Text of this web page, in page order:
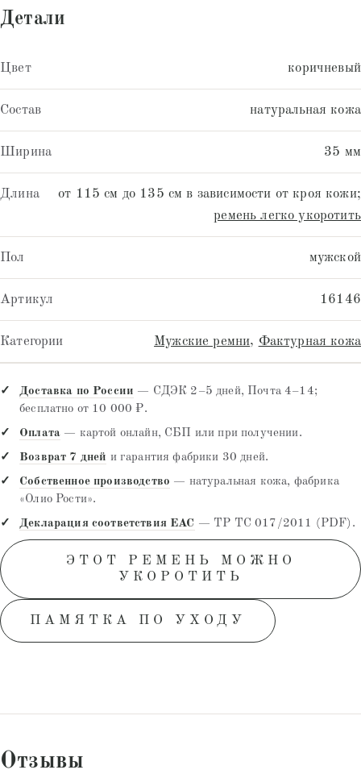
Детали
Цвет коричневый
Состав натуральная кожа
Ширина 35 мм
Длина
от 115 см до 135 см в зависимости от кроя кожи;
ремень легко укоротить
Пол мужской
Артикул 16146
Категории Мужские ремни, Фактурная кожа
Доставка по России — СДЭК 2–5 дней, Почта 4–14;
бесплатно от 10 000 ₽.
Оплата — картой онлайн, СБП или при получении.
Возврат 7 дней и гарантия фабрики 30 дней.
Собственное производство — натуральная кожа, фабрика
«Олио Рости».
Декларация соответствия EAC — ТР ТС 017/2011 (PDF).
ЭТОТ РЕМЕНЬ МОЖНО
УКОРОТИТЬ
ПАМЯТКА ПО УХОДУ
Отзывы